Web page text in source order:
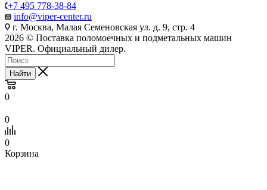
+7 495 778-38-84
info@viper-center.ru
г. Москва, Малая Семеновская ул. д. 9, стр. 4
2026 © Поставка поломоечных и подметальных машин
VIPER. Официальный дилер.
Найти
0
0
0
Корзина